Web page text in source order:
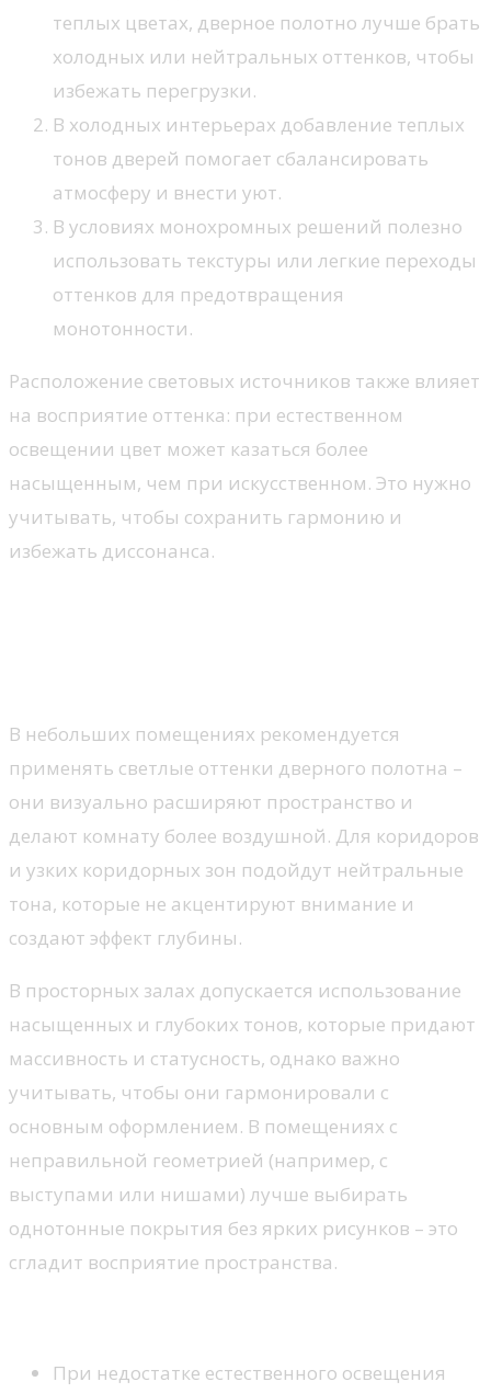
теплых цветах, дверное полотно лучше брать
холодных или нейтральных оттенков, чтобы
избежать перегрузки.
В холодных интерьерах добавление теплых
тонов дверей помогает сбалансировать
атмосферу и внести уют.
В условиях монохромных решений полезно
использовать текстуры или легкие переходы
оттенков для предотвращения
монотонности.
Расположение световых источников также влияет
на восприятие оттенка: при естественном
освещении цвет может казаться более
насыщенным, чем при искусственном. Это нужно
учитывать, чтобы сохранить гармонию и
избежать диссонанса.
В небольших помещениях рекомендуется
применять светлые оттенки дверного полотна –
они визуально расширяют пространство и
делают комнату более воздушной. Для коридоров
и узких коридорных зон подойдут нейтральные
тона, которые не акцентируют внимание и
создают эффект глубины.
В просторных залах допускается использование
насыщенных и глубоких тонов, которые придают
массивность и статусность, однако важно
учитывать, чтобы они гармонировали с
основным оформлением. В помещениях с
неправильной геометрией (например, с
выступами или нишами) лучше выбирать
однотонные покрытия без ярких рисунков – это
сгладит восприятие пространства.
При недостатке естественного освещения